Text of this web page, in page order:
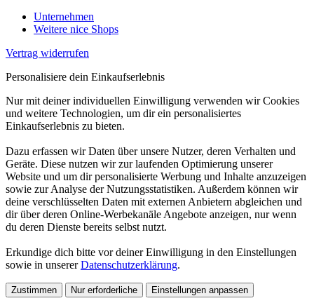
Unternehmen
Weitere nice Shops
Vertrag widerrufen
Personalisiere dein Einkaufserlebnis
Nur mit deiner individuellen Einwilligung verwenden wir Cookies
und weitere Technologien, um dir ein personalisiertes
Einkaufserlebnis zu bieten.
Dazu erfassen wir Daten über unsere Nutzer, deren Verhalten und
Geräte. Diese nutzen wir zur laufenden Optimierung unserer
Website und um dir personalisierte Werbung und Inhalte anzuzeigen
sowie zur Analyse der Nutzungsstatistiken. Außerdem können wir
deine verschlüsselten Daten mit externen Anbietern abgleichen und
dir über deren Online-Werbekanäle Angebote anzeigen, nur wenn
du deren Dienste bereits selbst nutzt.
Erkundige dich bitte vor deiner Einwilligung in den Einstellungen
sowie in unsererDatenschutzerklärung.
Zustimmen Nur erforderliche Einstellungen anpassen